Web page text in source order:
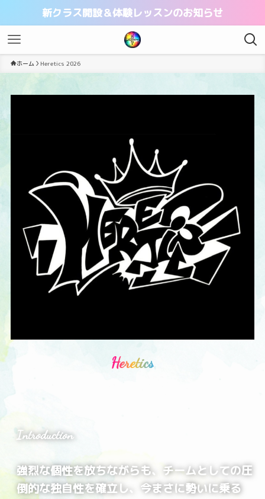
新クラス開設＆体験レッスンのお知らせ
ホーム Heretics 2026
Heretics
Introduction
強烈な個性を放ちながらも、チームとしての圧
倒的な独自性を確立し、今まさに勢いに乗る